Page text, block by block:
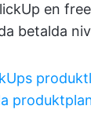
en
betalda